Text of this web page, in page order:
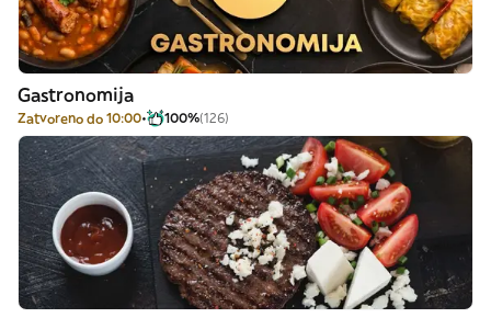
Gastronomija
Zatvoreno do 10:00 100%(126)